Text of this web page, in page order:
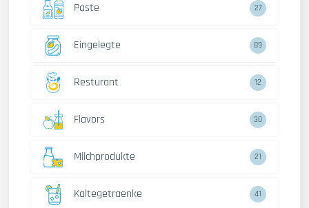
Paste 27
Eingelegte 89
Resturant 12
Flavors 30
Milchprodukte 21
Kaltegetraenke 41